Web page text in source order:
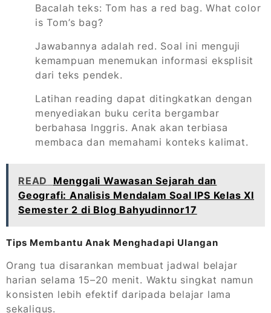
Bacalah teks: Tom has a red bag. What color
is Tom’s bag?
Jawabannya adalah red. Soal ini menguji
kemampuan menemukan informasi eksplisit
dari teks pendek.
Latihan reading dapat ditingkatkan dengan
menyediakan buku cerita bergambar
berbahasa Inggris. Anak akan terbiasa
membaca dan memahami konteks kalimat.
READ
Menggali Wawasan Sejarah dan
Geografi: Analisis Mendalam Soal IPS Kelas XI
Semester 2 di Blog Bahyudinnor17
Tips Membantu Anak Menghadapi Ulangan
Orang tua disarankan membuat jadwal belajar
harian selama 15–20 menit. Waktu singkat namun
konsisten lebih efektif daripada belajar lama
sekaligus.